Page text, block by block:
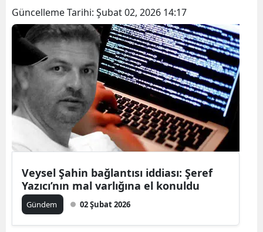
Güncelleme Tarihi: Şubat 02, 2026 14:17
Veysel Şahin bağlantısı iddiası: Şeref
Yazıcı’nın mal varlığına el konuldu
Gündem 02 Şubat 2026